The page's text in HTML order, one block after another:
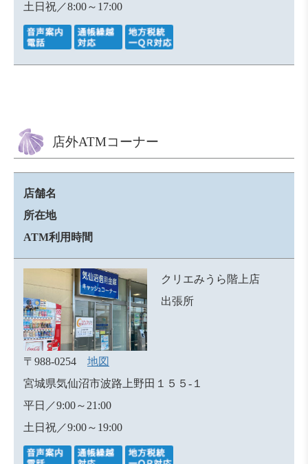
土日祝／8:00～17:00
店外ATMコーナー
店舗名
所在地
ATM利用時間
クリエみうら階上店
出張所
〒988-0254 地図
宮城県気仙沼市波路上野田１５５-１
平日／9:00～21:00
土日祝／9:00～19:00